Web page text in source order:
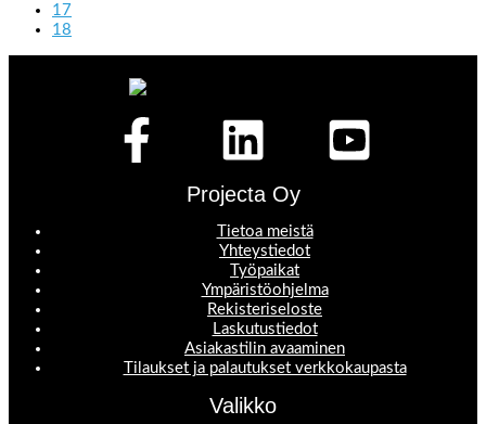
17
18
Projecta Oy
Tietoa meistä
Yhteystiedot
Työpaikat
Ympäristöohjelma
Rekisteriseloste
Laskutustiedot
Asiakastilin avaaminen
Tilaukset ja palautukset verkkokaupasta
Valikko